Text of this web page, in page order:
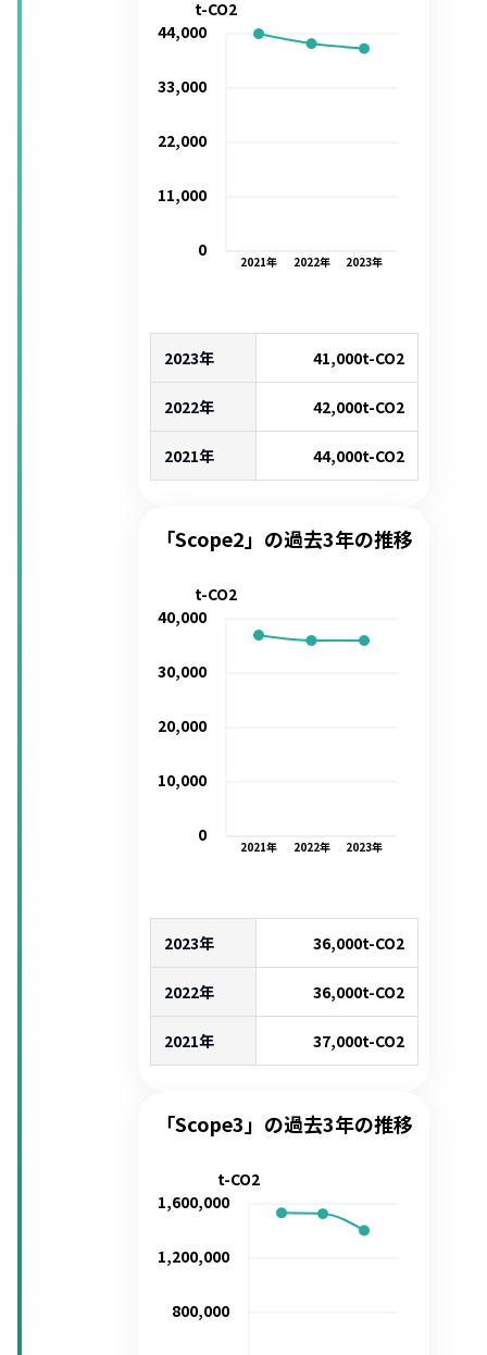
2021年 2022年 2023年
0
11,000
22,000
33,000
44,000
t-CO2
2023年 41,000t-CO2
2022年 42,000t-CO2
2021年 44,000t-CO2
「Scope2」の過去3年の推移
2021年 2022年 2023年
0
10,000
20,000
30,000
40,000
t-CO2
2023年 36,000t-CO2
2022年 36,000t-CO2
2021年 37,000t-CO2
「Scope3」の過去3年の推移
800,000
1,200,000
1,600,000
t-CO2